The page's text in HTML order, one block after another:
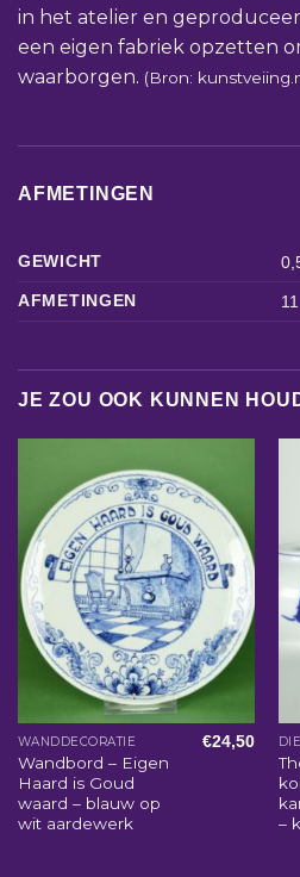
in het atelier en
een eigen fabriek opzetten
waarborgen. (Bron:
AFMETINGEN
GEWICHT
AFMETINGEN
JE ZOU OOK KUNNEN
WANDDECORATIE
Wandbord – Eigen
Haard is Goud
waard – blauw op
wit aardewerk
€24,50
–